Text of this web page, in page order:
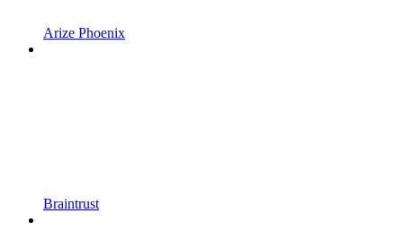
Arize Phoenix
Braintrust